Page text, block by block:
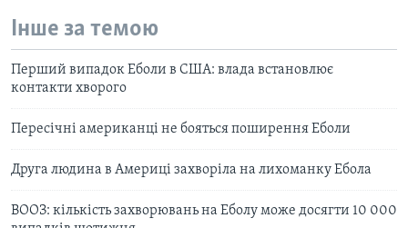
Інше за темою
Перший випадок Еболи в США: влада встановлює
контакти хворого
Пересічні американці не бояться поширення Еболи
Друга людина в Америці захворіла на лихоманку Ебола
ВООЗ: кількість захворювань на Еболу може досягти 10 000